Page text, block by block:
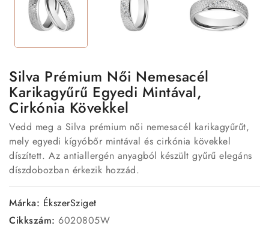
Silva Prémium Női Nemesacél
Karikagyűrű Egyedi Mintával,
Cirkónia Kövekkel
Vedd meg a Silva prémium női nemesacél karikagyűrűt,
mely egyedi kígyóbőr mintával és cirkónia kövekkel
díszített. Az antiallergén anyagból készült gyűrű elegáns
díszdobozban érkezik hozzád.
Márka: ÉkszerSziget
Cikkszám: 6020805W